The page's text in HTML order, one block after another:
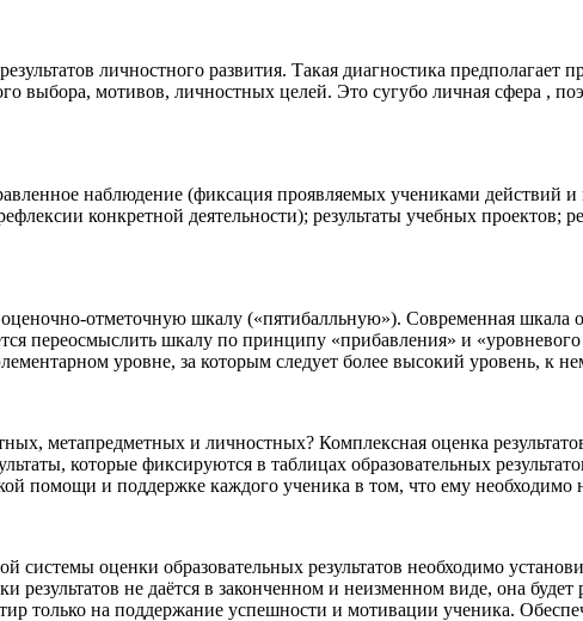
личностного развития. Такая диагностика предполагает
выбора, мотивов, личностных целей. Это сугубо личная сфера ,
наблюдение (фиксация проявляемых учениками действий
конкретной деятельности); результаты учебных проектов;
отметочную шкалу («пятибалльную»). Современная шкала
переосмыслить шкалу по принципу «прибавления» и
уровне, за которым следует более высокий уровень, к
метапредметных и личностных? Комплексная оценка
которые фиксируются в таблицах образовательных
помощи и поддержке каждого ученика в том, что ему необходимо
оценки образовательных результатов необходимо
не даётся в законченном и неизменном виде, она
только на поддержание успешности и мотивации ученика.